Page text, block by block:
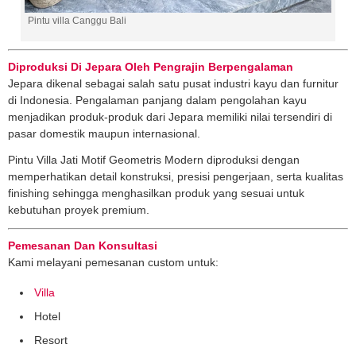
Pintu villa Canggu Bali
Diproduksi Di Jepara Oleh Pengrajin Berpengalaman
Jepara dikenal sebagai salah satu pusat industri kayu dan furnitur
di Indonesia. Pengalaman panjang dalam pengolahan kayu
menjadikan produk-produk dari Jepara memiliki nilai tersendiri di
pasar domestik maupun internasional.
Pintu Villa Jati Motif Geometris Modern diproduksi dengan
memperhatikan detail konstruksi, presisi pengerjaan, serta kualitas
finishing sehingga menghasilkan produk yang sesuai untuk
kebutuhan proyek premium.
Pemesanan Dan Konsultasi
Kami melayani pemesanan custom untuk:
Villa
Hotel
Resort